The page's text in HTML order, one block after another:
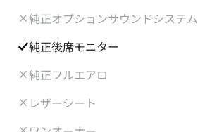
純正オプションサウンドシステム
純正後席モニター
純正フルエアロ
レザーシート